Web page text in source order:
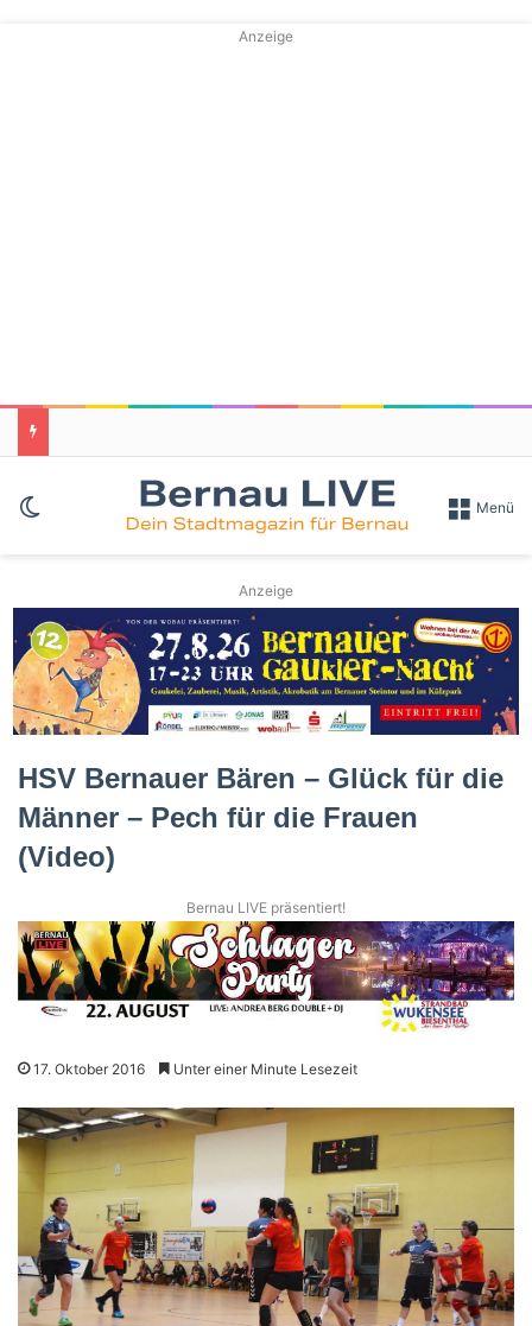
Anzeige
Skin umschalten Menü
Anzeige
HSV Bernauer Bären – Glück für die
Männer – Pech für die Frauen
(Video)
Bernau LIVE präsentiert!
17. Oktober 2016 Unter einer Minute Lesezeit